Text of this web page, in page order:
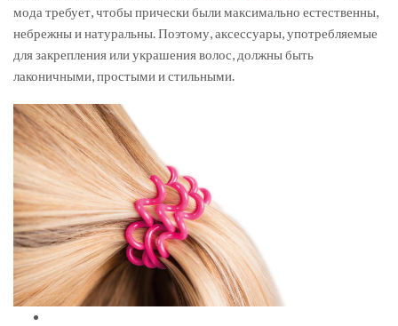
мода требует, чтобы прически были максимально естественны,
небрежны и натуральны. Поэтому, аксессуары, употребляемые
для закрепления или украшения волос, должны быть
лаконичными, простыми и стильными.